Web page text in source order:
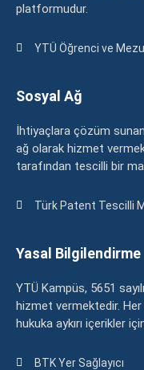
platformudur.
YTÜ Öğrenci ve
Sosyal Ağ
İhtiyaçlara çözüm
ağ olarak hizmet
tarafından tescilli bir
Türk Patent Tescilli
Yasal Bilgilendirme
YTÜ Kampüs, 5651
hizmet vermektedir. Her
hukuka aykırı içerikler
BTK Yer Sağlayıcı